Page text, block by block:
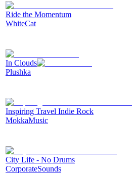
Ride the Momentum
WhiteCat
In Clouds
Plushka
Inspiring Travel Indie Rock
MokkaMusic
City Life - No Drums
CorporateSounds